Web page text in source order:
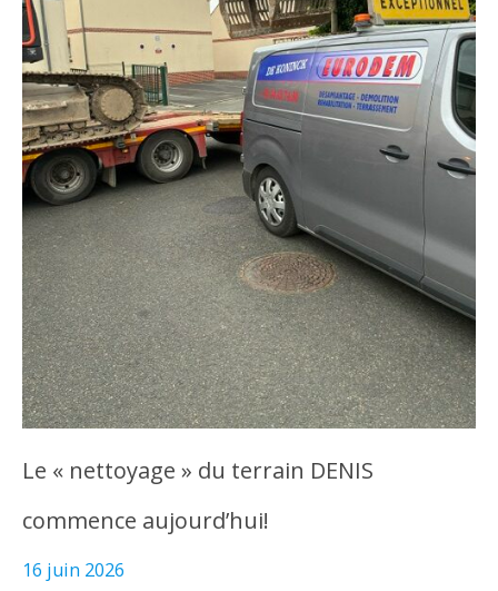
Le « nettoyage » du terrain DENIS
commence aujourd’hui!
16 juin 2026